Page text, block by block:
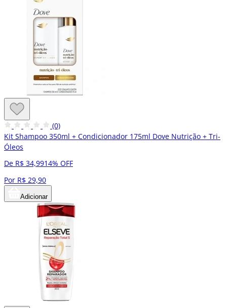
(0)
Kit Shampoo 350ml + Condicionador 175ml Dove Nutrição + Tri-
Óleos
De R$ 34,9914% OFF
Por R$ 29,90
Adicionar